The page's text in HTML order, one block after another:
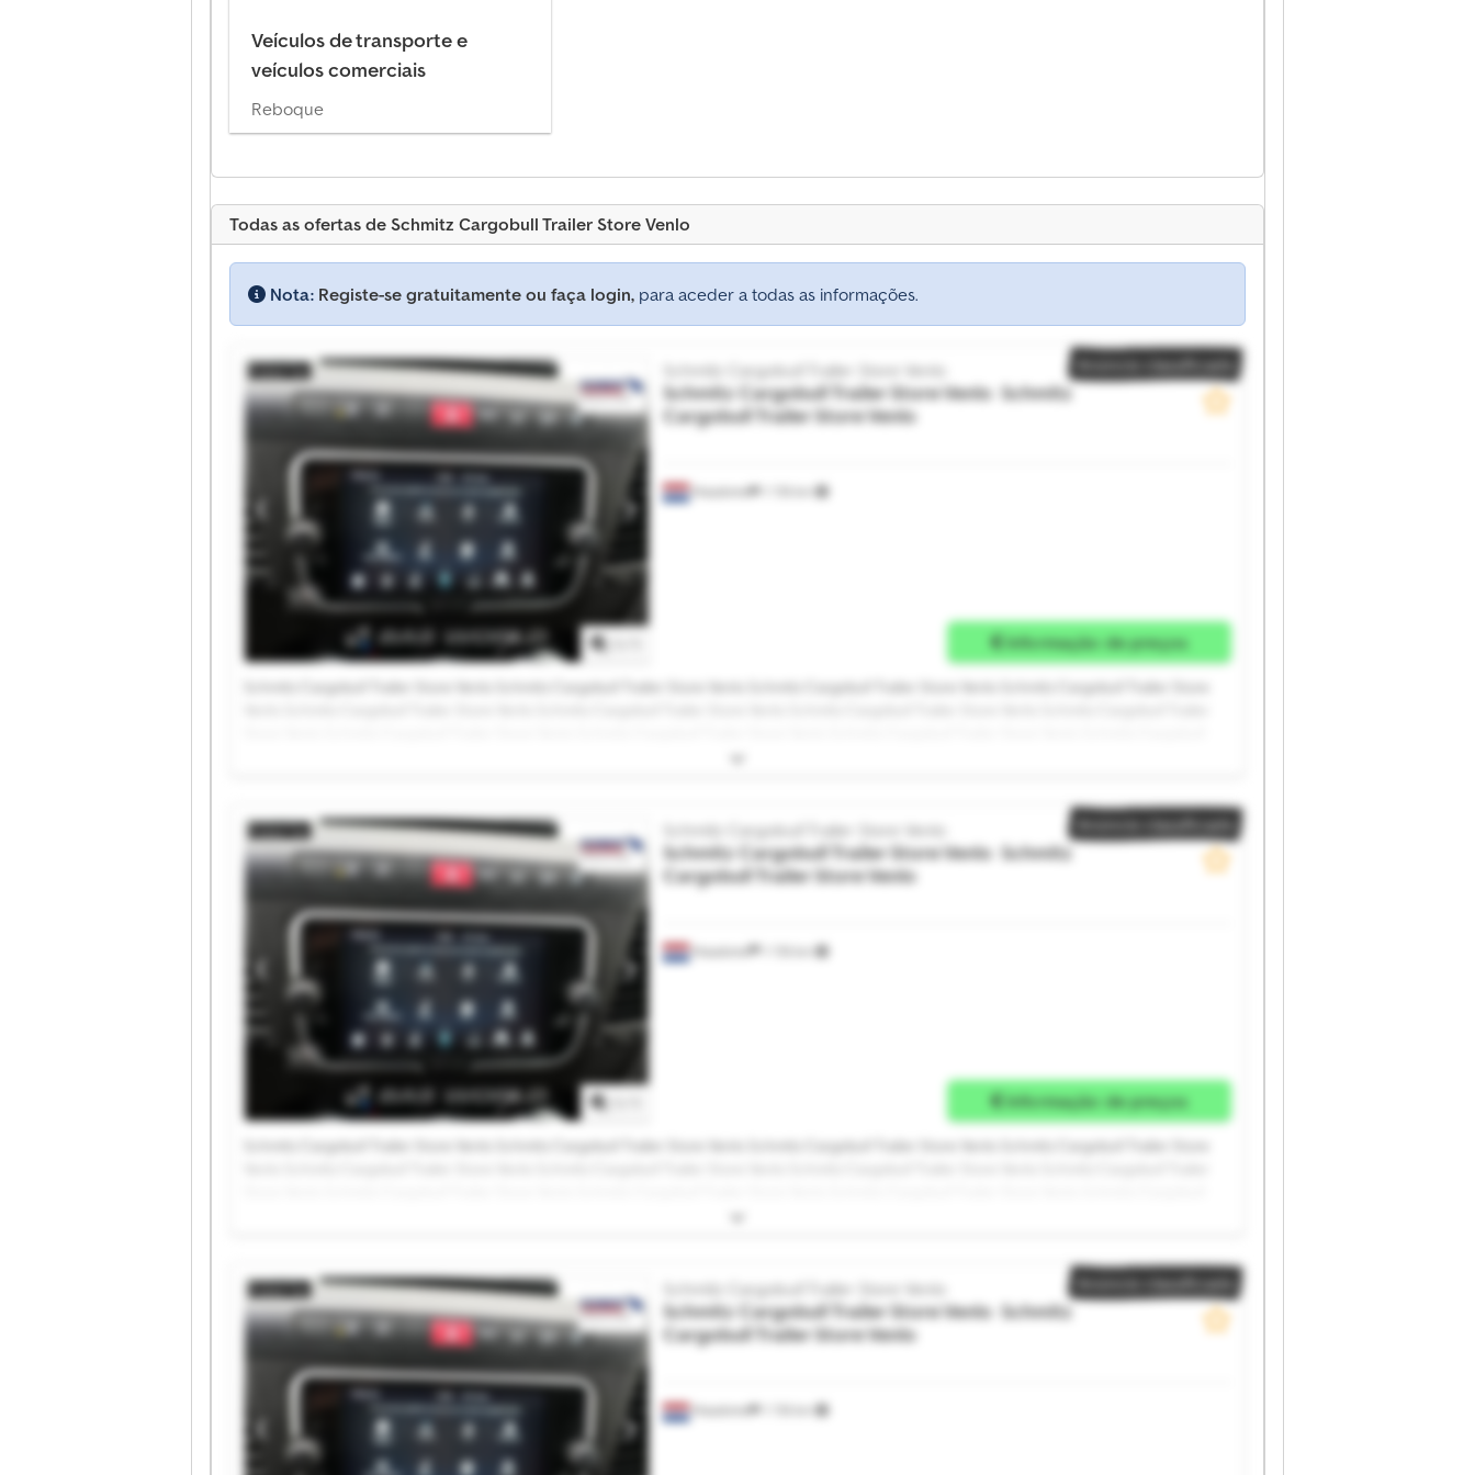
Veículos de transporte e
veículos comerciais
Reboque
Todas as ofertas de Schmitz Cargobull Trailer Store Venlo
Nota: Registe-se gratuitamente ou faça login, para aceder a todas as informações.
Anúncio classificado
Maasbree
Schmitz Cargobull Trailer Store Venlo
Schmitz Cargobull Trailer Store Venlo Schmitz
Cargobull Trailer Store Venlo
Informação de preços
Schmitz Cargobull Trailer Store Venlo Schmitz Cargobull Trailer Store Venlo Schmitz Cargobull Trailer Store Venlo Schmitz Cargobull Trailer Store
Trailer Store Venlo Schmitz Cargobull Trailer Store Venlo Schmitz Cargobull Trailer Store Venlo Schmitz Cargobull Trailer Store Venlo Schmitz
Anúncio classificado
Maasbree
Schmitz Cargobull Trailer Store Venlo
Schmitz Cargobull Trailer Store Venlo Schmitz
Cargobull Trailer Store Venlo
Informação de preços
Anúncio classificado
Maasbree
Schmitz Cargobull Trailer Store Venlo
Schmitz Cargobull Trailer Store Venlo Schmitz
Cargobull Trailer Store Venlo